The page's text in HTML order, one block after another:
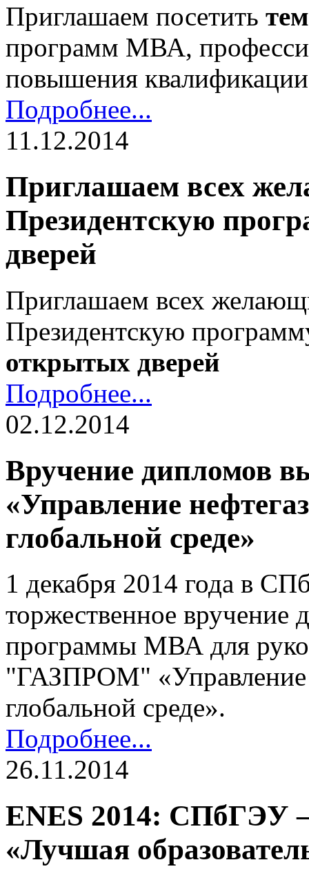
Приглашаем посетить
программ МВА,
повышения
Подробнее...
11.12.2014
Приглашаем всех
Президентскую
дверей
Приглашаем всех
Президентскую
открытых дверей
Подробнее...
02.12.2014
Вручение дипломов
«Управление
глобальной среде»
1 декабря 2014 года в
торжественное
программы МВА для
"ГАЗПРОМ" «Управление
глобальной среде».
Подробнее...
26.11.2014
ENES 2014: СПбГЭУ
«Лучшая